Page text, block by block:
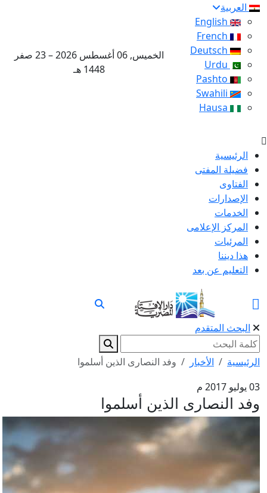
العربية
الخميس, 06 أغسطس 2026 – 23 صفر
1448 هـ
الرئيسية
فضيلة المفتى
الفتاوى
الإصدارات
الخدمات
المركز الإعلامى
المرئيات
هذا ديننا
التعليم عن بعد
البحث المتقدم
الرئيسية الأخبار
وفد النصارى الذين أسلموا
03 يوليو 2017 م
وفد النصارى الذين أسلموا